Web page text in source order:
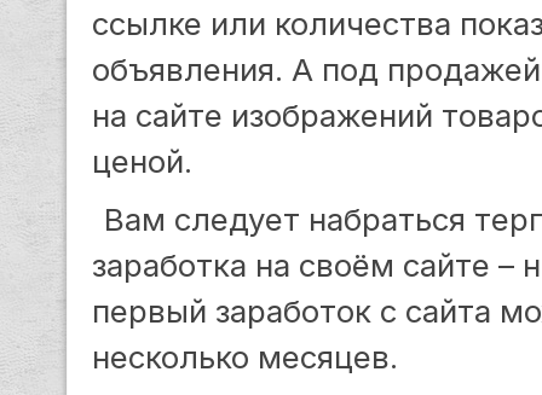
ссылке или количества
объявления. А под
на сайте изображений
ценой.
Вам следует набраться
заработка на своём сайте –
первый заработок с сайта
несколько месяцев.